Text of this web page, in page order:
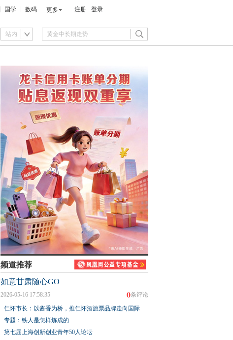
国学 数码 更多 注册 登录
站内
频道推荐
如意甘肃随心GO
0条评论
2026-05-16 17:58:35
仁怀市长：以酱香为桥，推仁怀酒旅票品牌走向国际
专题：铁人是怎样炼成的
第七届上海创新创业青年50人论坛